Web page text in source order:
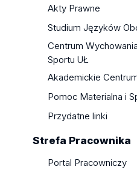
Spisy Lektur i
Egzaminacyjne
Praktyki
Koordynatorzy,
Przedstawiciele
Koła naukowe
Laboratorium
Konkurs na
Magisterską
Analizy Wyników
Zagadnienia
Opiekunowie i
Akty Prawne
Studium Języków
Centrum
Sportu UŁ
Akademickie
Pomoc Materialna i
Przydatne linki
Strefa Pracownika
Portal Pracowniczy